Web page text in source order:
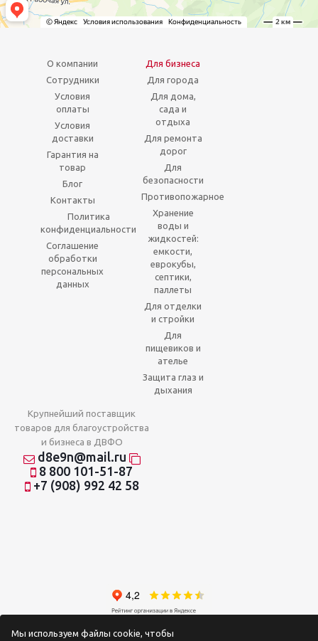
О компании
Сотрудники
Условия
оплаты
Условия
доставки
Гарантия на
товар
Блог
Контакты
Политика
конфиденциальности
Соглашение
обработки
персональных
данных
Для бизнеса
Для города
Для дома,
сада и
отдыха
Для ремонта
дорог
Для
безопасности
Противопожарное
Хранение
воды и
жидкостей:
емкости,
еврокубы,
септики,
паллеты
Для отделки
и стройки
Для
пищевиков и
ателье
Защита глаз и
дыхания
Крупнейший поставщик
товаров для благоустройства
и бизнеса в ДВФО
d8e9n@mail.ru
8 800 101-51-87
+7 (908) 992 42 58
2026 © Отношения на доверии
Мы используем файлы cookie, чтобы